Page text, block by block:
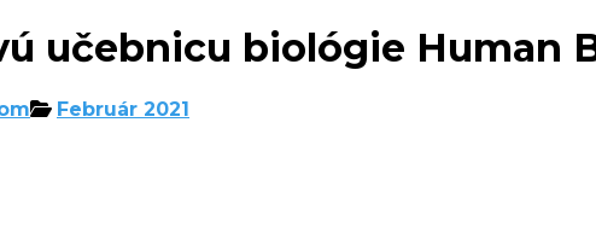
učebnicu biológie Human
Február 2021